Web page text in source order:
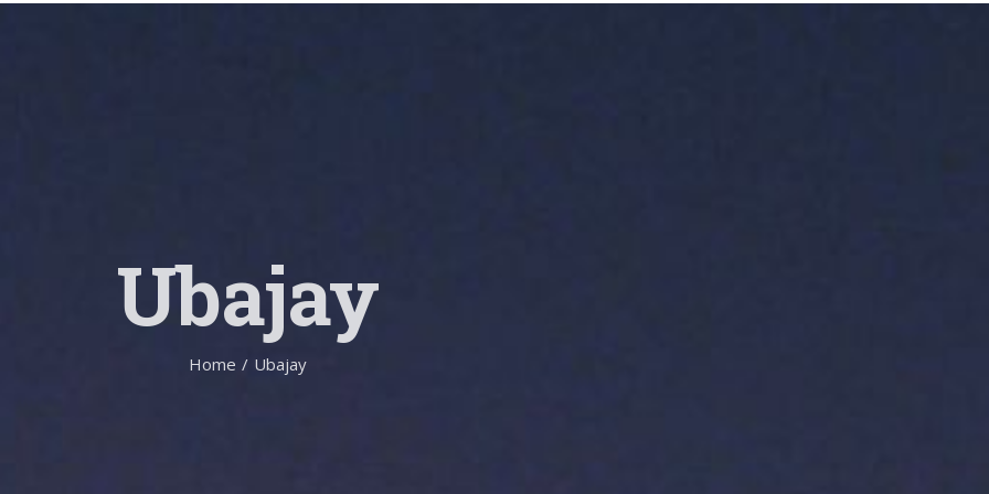
Ubajay
Home / Ubajay